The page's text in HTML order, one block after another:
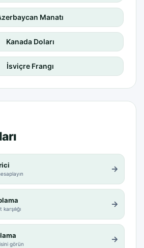
Manatı
Kanada Doları
İsviçre Frangı
→
→
görün →